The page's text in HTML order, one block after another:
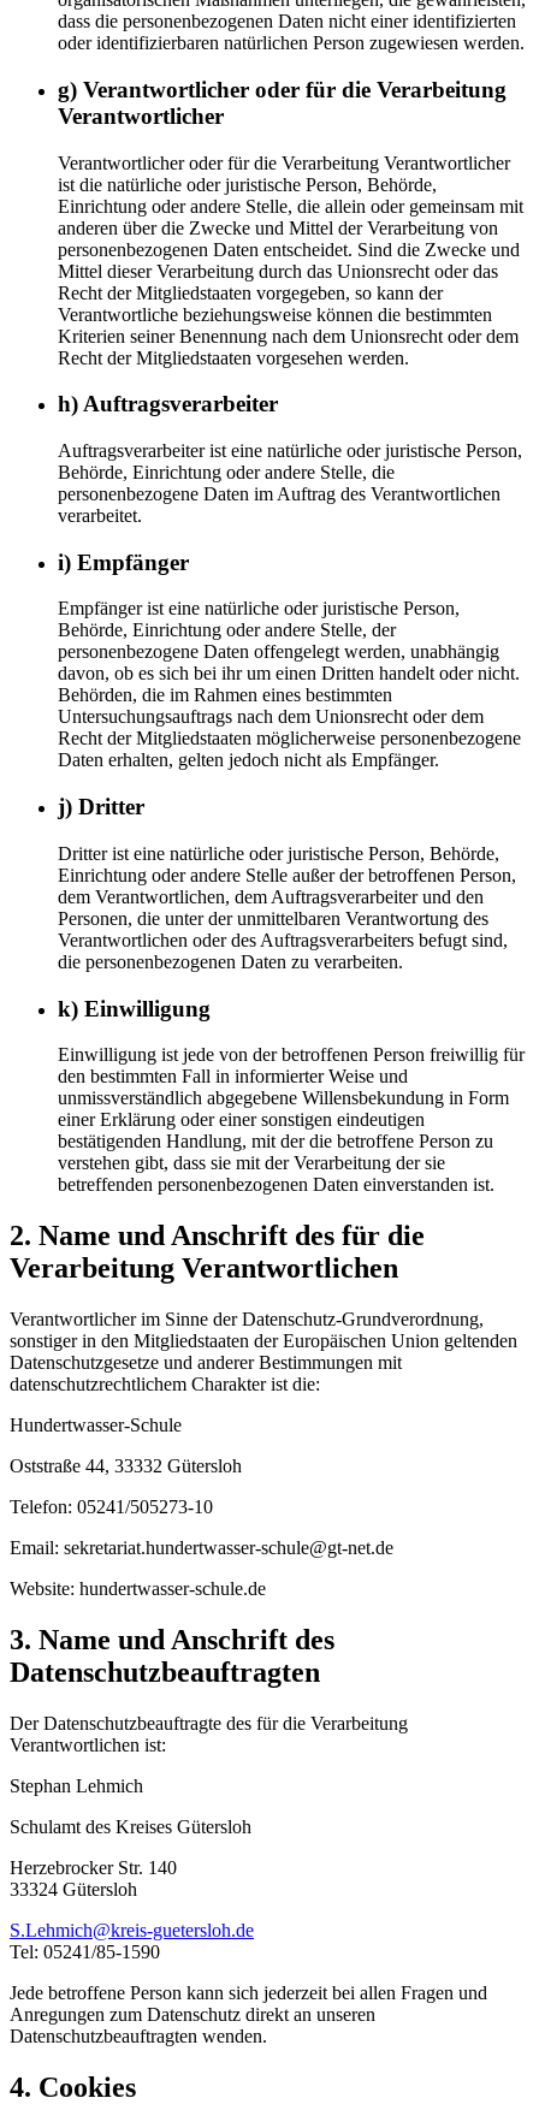
dass die personenbezogenen Daten nicht einer identifizierten
oder identifizierbaren natürlichen Person zugewiesen werden.
g) Verantwortlicher oder für die Verarbeitung
Verantwortlicher
Verantwortlicher oder für die Verarbeitung Verantwortlicher
ist die natürliche oder juristische Person, Behörde,
Einrichtung oder andere Stelle, die allein oder gemeinsam mit
anderen über die Zwecke und Mittel der Verarbeitung von
personenbezogenen Daten entscheidet. Sind die Zwecke und
Mittel dieser Verarbeitung durch das Unionsrecht oder das
Recht der Mitgliedstaaten vorgegeben, so kann der
Verantwortliche beziehungsweise können die bestimmten
Kriterien seiner Benennung nach dem Unionsrecht oder dem
Recht der Mitgliedstaaten vorgesehen werden.
h) Auftragsverarbeiter
Auftragsverarbeiter ist eine natürliche oder juristische Person,
Behörde, Einrichtung oder andere Stelle, die
personenbezogene Daten im Auftrag des Verantwortlichen
verarbeitet.
i) Empfänger
Empfänger ist eine natürliche oder juristische Person,
Behörde, Einrichtung oder andere Stelle, der
personenbezogene Daten offengelegt werden, unabhängig
davon, ob es sich bei ihr um einen Dritten handelt oder nicht.
Behörden, die im Rahmen eines bestimmten
Untersuchungsauftrags nach dem Unionsrecht oder dem
Recht der Mitgliedstaaten möglicherweise personenbezogene
Daten erhalten, gelten jedoch nicht als Empfänger.
j) Dritter
Dritter ist eine natürliche oder juristische Person, Behörde,
Einrichtung oder andere Stelle außer der betroffenen Person,
dem Verantwortlichen, dem Auftragsverarbeiter und den
Personen, die unter der unmittelbaren Verantwortung des
Verantwortlichen oder des Auftragsverarbeiters befugt sind,
die personenbezogenen Daten zu verarbeiten.
k) Einwilligung
Einwilligung ist jede von der betroffenen Person freiwillig für
den bestimmten Fall in informierter Weise und
unmissverständlich abgegebene Willensbekundung in Form
einer Erklärung oder einer sonstigen eindeutigen
bestätigenden Handlung, mit der die betroffene Person zu
verstehen gibt, dass sie mit der Verarbeitung der sie
betreffenden personenbezogenen Daten einverstanden ist.
2. Name und Anschrift des für die
Verarbeitung Verantwortlichen
Verantwortlicher im Sinne der Datenschutz-Grundverordnung,
sonstiger in den Mitgliedstaaten der Europäischen Union geltenden
Datenschutzgesetze und anderer Bestimmungen mit
datenschutzrechtlichem Charakter ist die:
Hundertwasser-Schule
Oststraße 44, 33332 Gütersloh
Telefon: 05241/505273-10
Email: sekretariat.hundertwasser-schule@gt-net.de
Website: hundertwasser-schule.de
3. Name und Anschrift des
Datenschutzbeauftragten
Der Datenschutzbeauftragte des für die Verarbeitung
Verantwortlichen ist:
Stephan Lehmich
Schulamt des Kreises Gütersloh
Herzebrocker Str. 140
33324 Gütersloh
S.Lehmich@kreis-guetersloh.de
Tel: 05241/85-1590
Jede betroffene Person kann sich jederzeit bei allen Fragen und
Anregungen zum Datenschutz direkt an unseren
Datenschutzbeauftragten wenden.
4. Cookies